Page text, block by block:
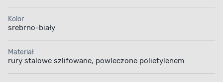
Kolor
srebrno-biały
Materiał
rury stalowe szlifowane, powleczone polietylenem